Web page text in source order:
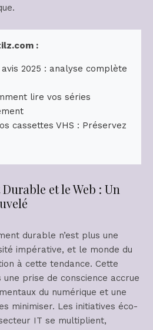
:
2025 : analyse complète
lire vos séries
cassettes VHS : Préservez
et le Web : Un
durable n’est plus une
impérative, et le monde du
à cette tendance. Cette
prise de conscience accrue
du numérique et une
minimiser. Les initiatives éco-
IT se multiplient,